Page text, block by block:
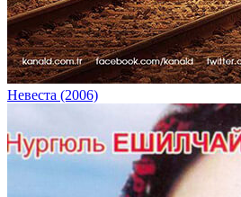
Невеста (2006)